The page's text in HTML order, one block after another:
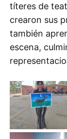
títeres de
crearon sus
también
escena,